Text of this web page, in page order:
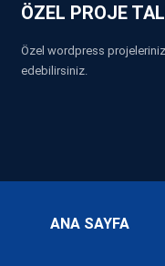
ÖZEL PROJE
Özel wordpress
edebilirsiniz.
ANA SAYFA